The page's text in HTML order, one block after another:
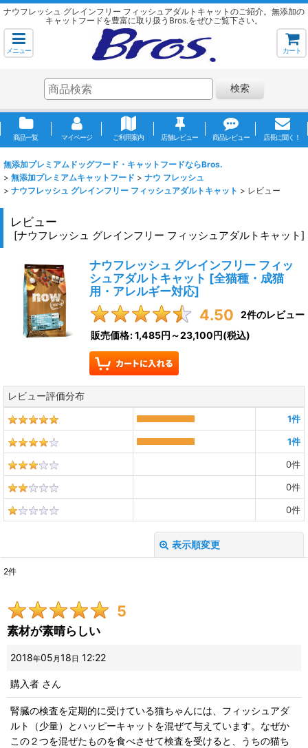
ナウフレッシュ グレインフリー フィッシュアダルトキャットのご紹介。無添加の
キャットフードを豊富に取り扱うBros.をぜひご覧下さい。
メニュー カート
検索
商品一覧 マイページ ご利用案内 店舗レビュー 商品レビュー 店長に聞く！
無添加プレミアムドッグフード・キャットフードならBros.
> 無添加プレミアムキャットフード > ナウ フレッシュ
> ナウフレッシュ グレインフリー フィッシュアダルトキャット > レビュー
レビュー
[ナウフレッシュ グレインフリー フィッシュアダルトキャット]
ナウフレッシュ グレインフリー フィッ
シュアダルトキャット [全猫種・成猫
用・アレルギー対応]
4.50 2件のレビュー
販売価格:1,485円～23,100円(税込)
レビュー評価分布
1件
1件
0件
0件
0件
表示順変更
期間:
画像:
星の数 :
並び順:
2件
5
素材が素晴らしい
2018年05 月 18 日 12:22
購入者 さん
腎臓の検査を定期的に受けている猫ちゃんには、フィッシュアダ
ルト（少量）とハッピーキャットを混ぜて与えています。なぜか
この２つを混ぜたものを食べさせて検査を受けると、うちの猫ち